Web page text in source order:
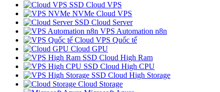
SSD Cloud VPS
NVMe Cloud VPS
SSD Cloud Server
VPS Automation n8n
Cloud VPS Quốc tế
Cloud GPU
SSD Cloud High Ram
SSD Cloud High CPU
SSD Cloud High Storage
Cloud Storage